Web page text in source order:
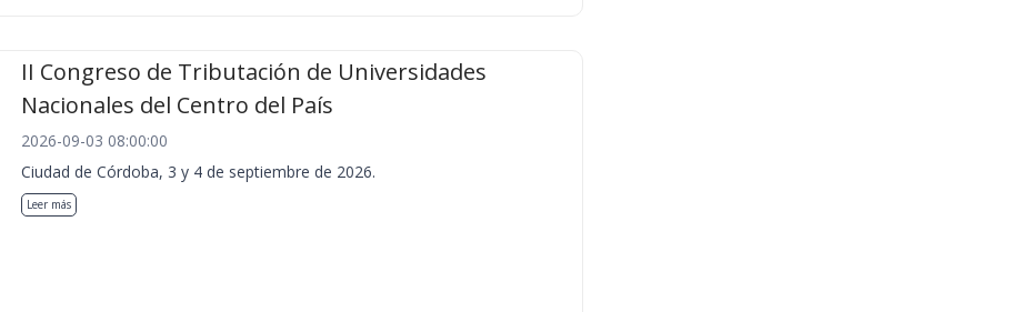
II Congreso de Tributación de Universidades
Nacionales del Centro del País
2026-09-03 08:00:00
Ciudad de Córdoba, 3 y 4 de septiembre de 2026.
Leer más